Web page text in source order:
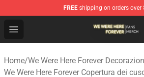
FREE shipping on orders over
Open menu
We Were Here Forever Shop -
Home/We Were Here Forever
We Were Here Forever Copertura dei